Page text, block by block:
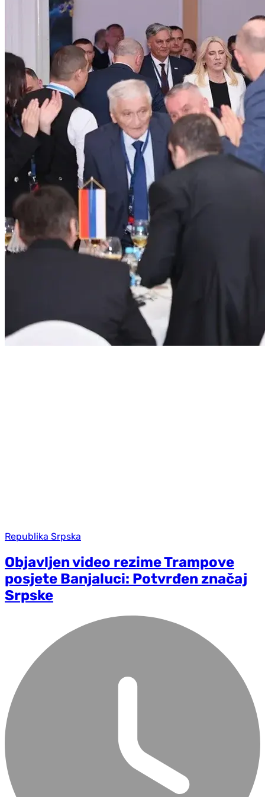
Republika Srpska
Objavljen video rezime Trampove
posjete Banjaluci: Potvrđen značaj
Srpske